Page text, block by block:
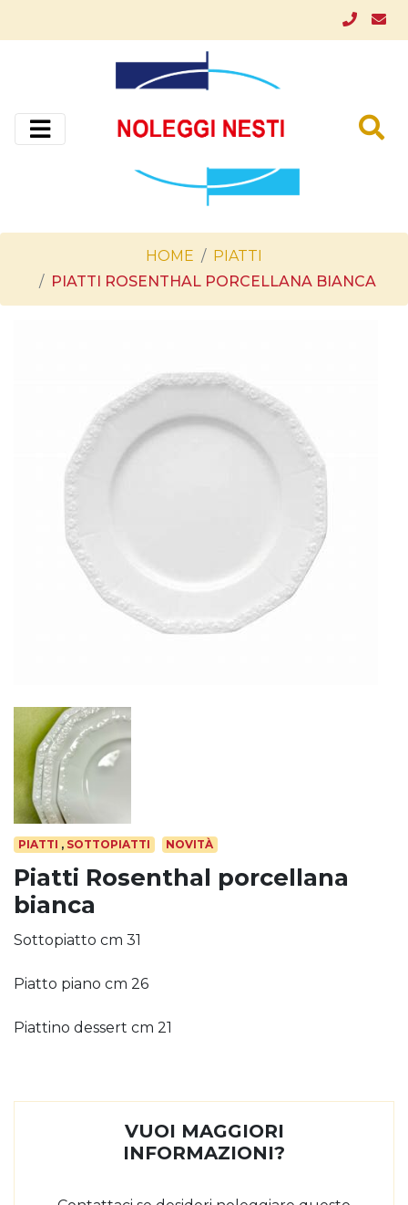
HOME
PIATTI
PIATTI ROSENTHAL PORCELLANA BIANCA
PIATTI , SOTTOPIATTI NOVITÀ
Piatti Rosenthal porcellana
bianca
Sottopiatto cm 31
Piatto piano cm 26
Piattino dessert cm 21
VUOI MAGGIORI
INFORMAZIONI?